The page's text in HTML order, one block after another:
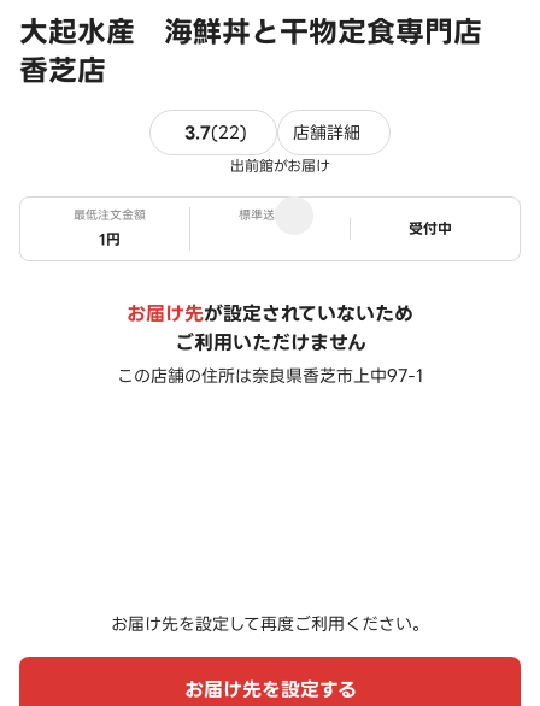
大起水産 海鮮丼と干物定食専門店
香芝店
3.7(22) 22件のレビュー
店舗詳細
出前館がお届け
最低注文金額
1円
標準送料
ステータス
受付中
お届け先が設定されていないため
ご利用いただけません
この店舗の住所は奈良県香芝市上中97-1
お届け先を設定して再度ご利用ください。
お届け先を設定する